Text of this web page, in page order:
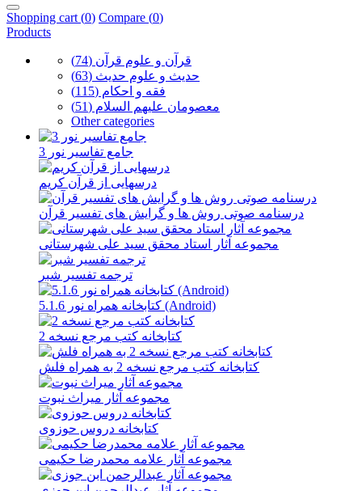
Shopping cart (0) Compare (0)
Products
قرآن و علوم قرآن (74)
حدیث و علوم حدیث (63)
فقه و احکام (115)
معصومان علیهم السلام (51)
Other categories
جامع تفاسیر نور 3
درسهایی از قرآن کریم
درسنامه صوتی روش ها و گرایش های تفسیر قرآن
مجموعه آثار استاد محقق سید علی شهرستانی
ترجمه تفسیر شبر
کتابخانه همراه نور 5.1.6 (Android)
کتابخانه کتب مرجع نسخه 2
کتابخانه کتب مرجع نسخه 2 به همراه فلش
مجموعه آثار میراث نبوت
کتابخانه دروس حوزوی
مجموعه آثار علامه محمدرضا حکیمی